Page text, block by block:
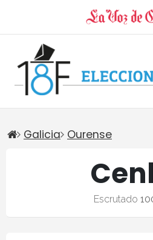
Galicia Ourense
Escrutado